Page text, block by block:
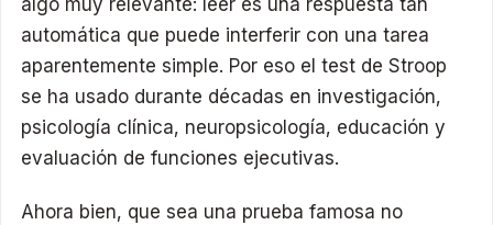
algo muy relevante: leer es una respuesta tan
automática que puede interferir con una tarea
aparentemente simple. Por eso el test de Stroop
se ha usado durante décadas en investigación,
psicología clínica, neuropsicología, educación y
evaluación de funciones ejecutivas.
Ahora bien, que sea una prueba famosa no